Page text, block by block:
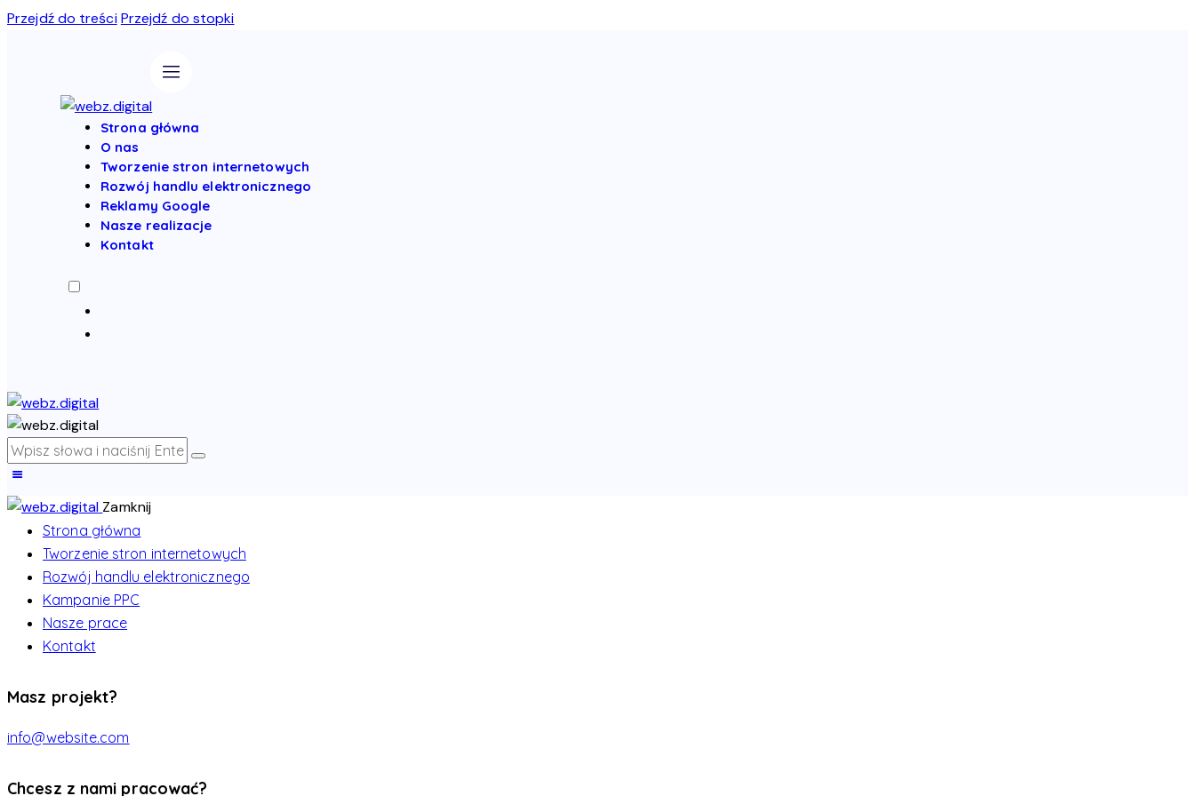
Przejdź do treści Przejdź do stopki
Strona główna
O nas
Tworzenie stron internetowych
Rozwój handlu elektronicznego
Reklamy Google
Nasze realizacje
Kontakt
Zamknij
Strona główna
Tworzenie stron internetowych
Rozwój handlu elektronicznego
Kampanie PPC
Nasze prace
Kontakt
Masz projekt?
info@website.com
Chcesz z nami pracować?